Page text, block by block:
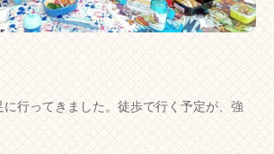
行ってきました。徒歩で行く予定が、強